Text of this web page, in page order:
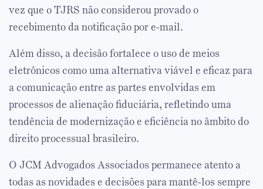
vez que o TJRS não considerou provado o
recebimento da notificação por e-mail.
Além disso, a decisão fortalece o uso de meios
eletrônicos como uma alternativa viável e eficaz para
a comunicação entre as partes envolvidas em
processos de alienação fiduciária, refletindo uma
tendência de modernização e eficiência no âmbito do
direito processual brasileiro.
O JCM Advogados Associados permanece atento a
todas as novidades e decisões para mantê-los sempre